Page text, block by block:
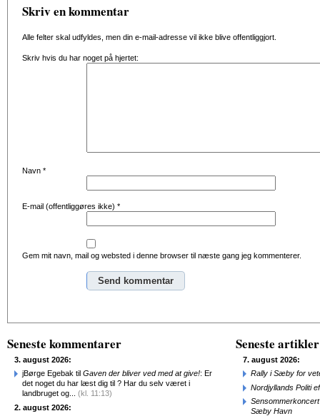
Skriv en kommentar
Alle felter skal udfyldes, men din e-mail-adresse vil ikke blive offentliggjort.
Skriv hvis du har noget på hjertet:
Navn *
E-mail (offentliggøres ikke) *
Gem mit navn, mail og websted i denne browser til næste gang jeg kommenterer.
Seneste kommentarer
3. august 2026:
jBørge Egebak til Gaven der bliver ved med at give!: Er
det noget du har læst dig til ? Har du selv været i
landbruget og... (kl. 11:13)
2. august 2026:
Seneste artikler
7. august 2026:
Rally i Sæby for
Nordjyllands Politi
Sæby Havn